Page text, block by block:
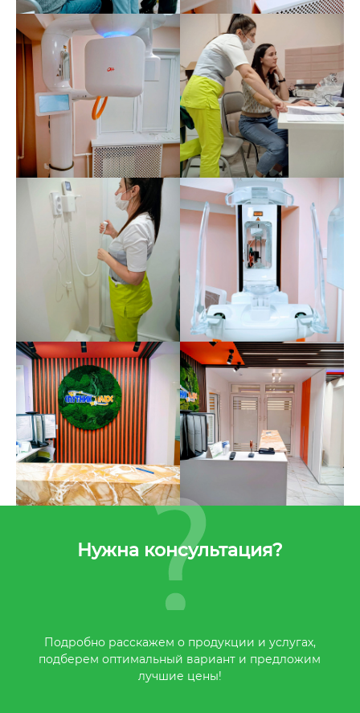
Нужна консультация?
Подробно расскажем о продукции и услугах,
подберем оптимальный вариант и предложим
лучшие цены!